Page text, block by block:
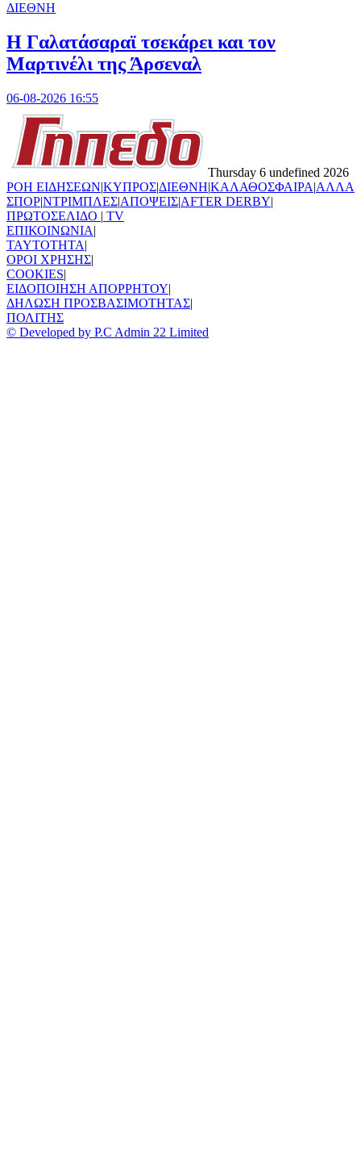
ΔΙΕΘΝΗ
H Γαλατάσαραϊ τσεκάρει και τον
Μαρτινέλι της Άρσεναλ
06-08-2026 16:55
Thursday 6 undefined 2026
ΡΟΗ ΕΙΔΗΣΕΩΝ|ΚΥΠΡΟΣ|ΔΙΕΘΝΗ|ΚΑΛΑΘΟΣΦΑΙΡΑ|ΑΛΛΑ
ΣΠΟΡ|ΝΤΡΙΜΠΛΕΣ|ΑΠΟΨΕΙΣ|AFTER DERBY|
ΠΡΩΤΟΣΕΛΙΔΟ | TV
ΕΠΙΚΟΙΝΩΝΙΑ|
TAYTOTHTA|
ΟΡΟΙ ΧΡΗΣΗΣ|
COOKIES|
ΕΙΔΟΠΟΙΗΣΗ ΑΠΟΡΡΗΤΟΥ|
ΔΗΛΩΣΗ ΠΡΟΣΒΑΣΙΜΟΤΗΤΑΣ|
ΠΟΛΙΤΗΣ
© Developed by P.C Admin 22 Limited